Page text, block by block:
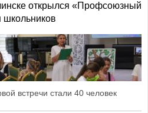
открылся «Профсоюзный
школьников
встречи стали 40 человек